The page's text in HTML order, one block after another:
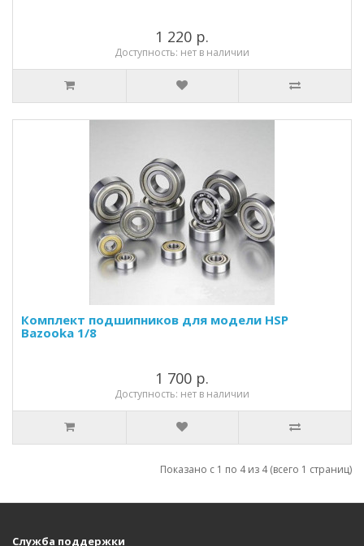
1 220 р.
Доступность: нет в наличии
Комплект подшипников для модели HSP
Bazooka 1/8
1 700 р.
Доступность: нет в наличии
Показано с 1 по 4 из 4 (всего 1 страниц)
Служба поддержки